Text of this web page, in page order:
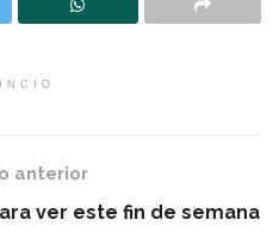
anterior
ver este fin de semana